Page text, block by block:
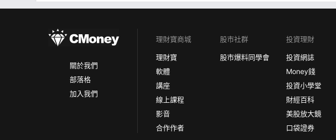
關於我們
部落格
加入我們
理財寶商城
理財寶
軟體
講座
線上課程
影音
合作作者
股市社群
股市爆料同學會
投資理財
投資網誌
Money錢
投資小學堂
財經百科
美股放大鏡
口袋證券